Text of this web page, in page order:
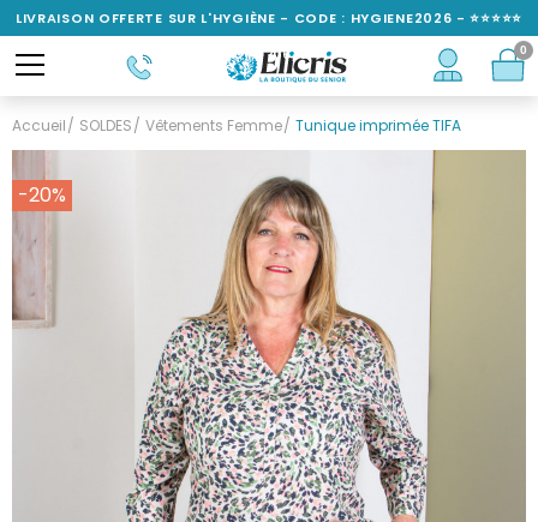
Accueil SOLDES Vêtements Femme Tunique imprimée TIFA
-20%
LIVRAISON OFFERTE SUR L'HYGIÈNE - CODE : HYGIENE2026 - ⭐⭐⭐⭐⭐
NOTÉ 4,6/5
0